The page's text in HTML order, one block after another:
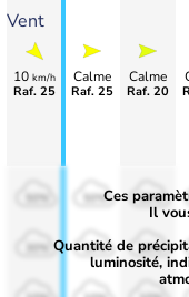
Vent
10 km/h
Raf. 25
Calme
Raf. 25
Calme
Raf. 20
50%
30%
50%
30%
Ces
Il
Quantité de
luminosité,